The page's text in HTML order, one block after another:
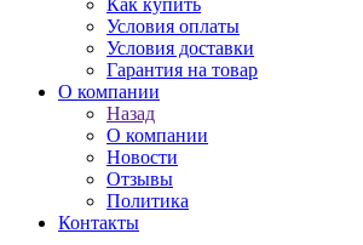
Как купить
Условия оплаты
Условия доставки
Гарантия на товар
О компании
Назад
О компании
Новости
Отзывы
Политика
Контакты